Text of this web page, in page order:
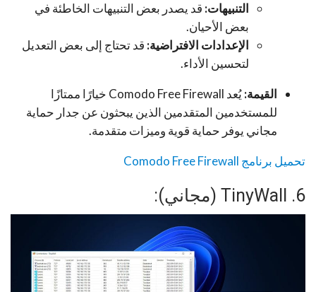
التنبيهات: قد يصدر بعض التنبيهات الخاطئة في
بعض الأحيان.
الإعدادات الافتراضية: قد تحتاج إلى بعض التعديل
لتحسين الأداء.
القيمة:
يُعد Comodo Free Firewall خيارًا ممتازًا
للمستخدمين المتقدمين الذين يبحثون عن جدار حماية
مجاني يوفر حماية قوية وميزات متقدمة.
تحميل برنامج Comodo Free Firewall
6. TinyWall (مجاني):